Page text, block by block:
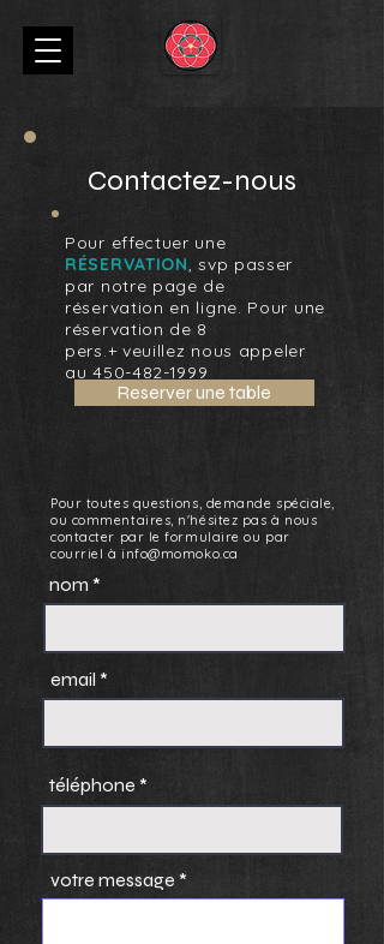
Contactez-nous
Pour effectuer une
RÉSERVATION, svp passer
par notre page de
réservation en ligne. Pour une
réservation de 8
pers.+ veuillez nous appeler
au450-482-1999
Reserver une table
Pour toutes questions, demande spéciale,
ou commentaires, n'hésitez pas à nous
contacter par le formulaire ou par
courriel àinfo@momoko.ca
nom
email
téléphone
votre message